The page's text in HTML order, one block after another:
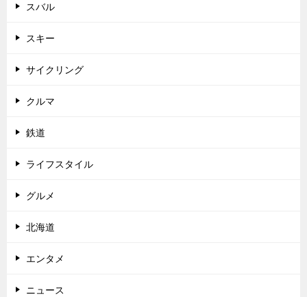
スバル
スキー
サイクリング
クルマ
鉄道
ライフスタイル
グルメ
北海道
エンタメ
ニュース